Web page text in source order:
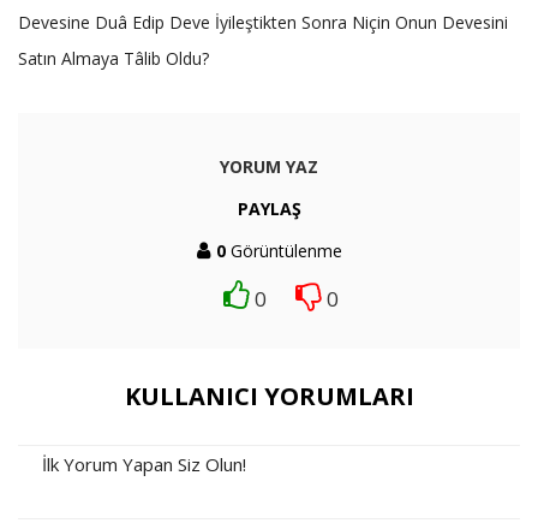
Devesine Duâ Edip Deve İyileştikten Sonra Niçin Onun Devesini
Satın Almaya Tâlib Oldu?
YORUM YAZ
PAYLAŞ
0Görüntülenme
0 0
KULLANICI YORUMLARI
İlk Yorum Yapan Siz Olun!